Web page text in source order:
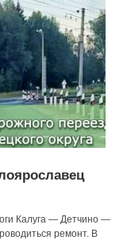
Калуга — Детчино —
ремонт. В